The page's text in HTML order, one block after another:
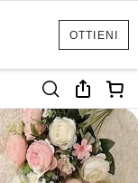
OTTIENI